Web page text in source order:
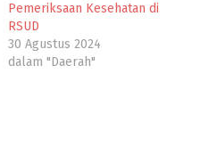
Pemeriksaan Kesehatan di
RSUD
30 Agustus 2024
dalam "Daerah"